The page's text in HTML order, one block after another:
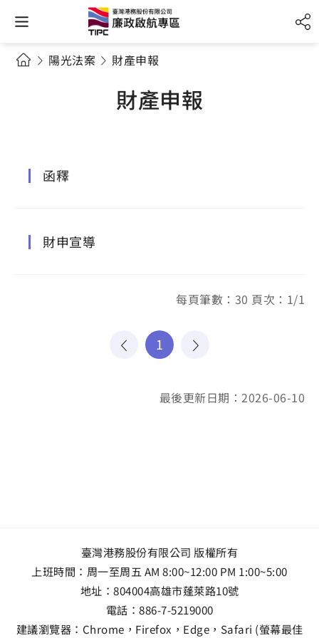
陽光法案 財產申報
財產申報
函釋
財申宣導
每頁筆數：30 頁次：1/1
1
最後更新日期：2026-06-10
臺灣港務股份有限公司 版權所有
上班時間：周一至周五 AM 8:00~12:00 PM 1:00~5:00
地址： 804004高雄市蓬萊路10號
電話： 886-7-5219000
建議瀏覽器：Chrome，Firefox，Edge，Safari (螢幕最佳